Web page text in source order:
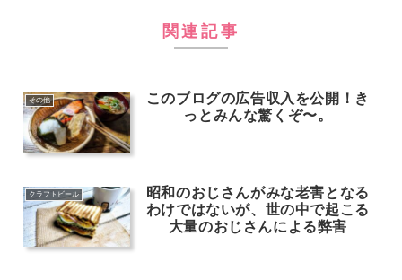
関連記事
その他
このブログの広告収入を公開！き
っとみんな驚くぞ〜。
クラフトビール
昭和のおじさんがみな老害となる
わけではないが、世の中で起こる
大量のおじさんによる弊害